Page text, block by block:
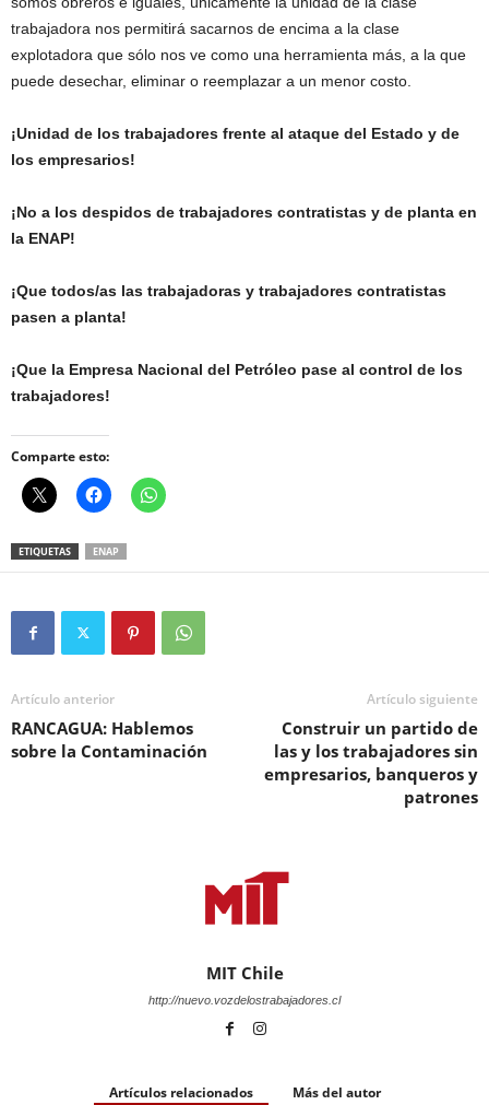
trabajadora nos permitirá sacarnos de encima a la clase
explotadora que sólo nos ve como una herramienta más, a la que
puede desechar, eliminar o reemplazar a un menor costo.
¡Unidad de los trabajadores frente al ataque del Estado y de
los empresarios!
¡No a los despidos de trabajadores contratistas y de planta en
la ENAP!
¡Que todos/as las trabajadoras y trabajadores contratistas
pasen a planta!
¡Que la Empresa Nacional del Petróleo pase al control de los
trabajadores!
Comparte esto:
ETIQUETAS ENAP
Artículo anterior
RANCAGUA: Hablemos
sobre la Contaminación
Artículo siguiente
Construir un partido de
las y los trabajadores sin
empresarios, banqueros y
patrones
MIT Chile
http://nuevo.vozdelostrabajadores.cl
Artículos relacionados Más del autor